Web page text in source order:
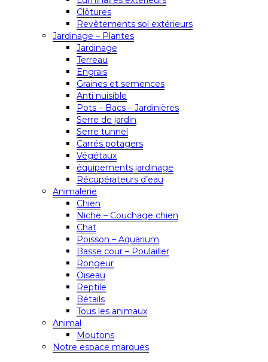
Clôtures
Revêtements sol extérieurs
Jardinage – Plantes
Jardinage
Terreau
Engrais
Graines et semences
Anti nuisible
Pots – Bacs – Jardinières
Serre de jardin
Serre tunnel
Carrés potagers
Végétaux
équipements jardinage
Récupérateurs d’eau
Animalerie
Chien
Niche – Couchage chien
Chat
Poisson – Aquarium
Basse cour – Poulailler
Rongeur
Oiseau
Reptile
Bétails
Tous les animaux
Animal
Moutons
Notre espace marques